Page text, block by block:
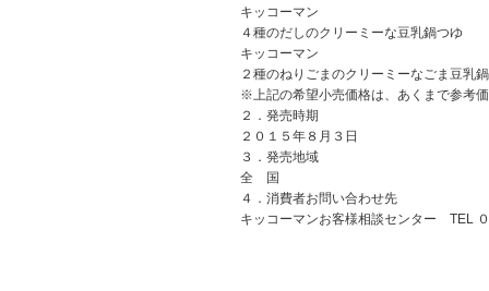
キッコーマン
４種のだしのクリーミーな豆乳鍋つゆ
キッコーマン
２種のねりごまのクリーミーなごま豆乳
※上記の希望小売価格は、あくまで参考
２．発売時期
２０１５年８月３日
３．発売地域
全 国
４．消費者お問い合わせ先
キッコーマンお客様相談センター TEL